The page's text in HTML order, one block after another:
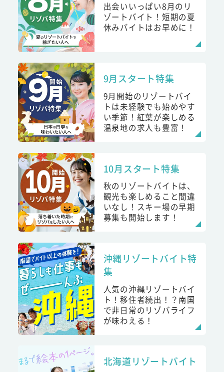
出会いいっぱい8月のリ
ゾートバイト！短期の夏
休みバイトはお早めに！
9月スタート特集
9月開始のリゾートバイ
トは未経験でも始めやす
い季節！紅葉が楽しめる
温泉地の求人も豊富！
10月スタート特集
秋のリゾートバイトは、
観光も楽しめること間違
いなし！スキー場の早期
募集も開始します！
沖縄リゾートバイト特
集
人気の沖縄リゾートバイ
ト！移住者続出！？南国
で非日常のリゾバライフ
が味わえる！
北海道リゾートバイト